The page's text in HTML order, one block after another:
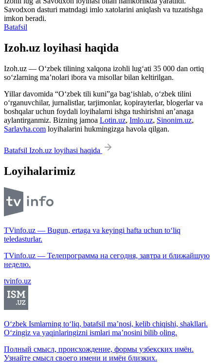
Savodxon dasturi matndagi imlo xatolarini aniqlash va tuzatishga
imkon beradi.
Batafsil
Izoh.uz loyihasi haqida
Izoh.uz — O‘zbek tilining xalqona izohli lug‘ati 35 000 dan ortiq
so‘zlarning ma’nolari ibora va misollar bilan keltirilgan.
Yillar davomida “O‘zbek tili kuni”ga bag‘ishlab, o‘zbek tilini
o‘rganuvchilar, jurnalistlar, tarjimonlar, kopirayterlar, blogerlar va
boshqalar uchun foydali loyihalarni ishga tushirishni an’anaga
aylantirganmiz. Bizning jamoa Lotin.uz, Imlo.uz, Sinonim.uz,
Sarlavha.com loyihalarini hukmingizga havola qilgan.
Batafsil Izoh.uz loyihasi haqida
Loyihalarimiz
TVinfo.uz — Bugun, ertaga va keyingi hafta uchun to‘liq
teledasturlar.
TVinfo.uz — Телепрограмма на сегодня, завтра и ближайшую
неделю.
tvinfo.uz
O‘zbek Ismlarning to‘liq, batafsil ma’nosi, kelib chiqishi, shakllari.
O‘zingiz va yaqinlaringizni ismlari ma’nosini bilib oling.
Полный смысл, происхождение, формы узбекских имён.
Узнайте смысл своего имени и имён близких.